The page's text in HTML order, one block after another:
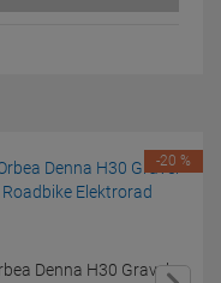
Denna H30 Gravel
-20 %